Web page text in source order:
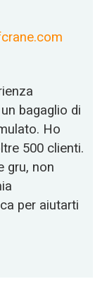
bagaglio di
Ho
500 clienti.
gru, non
per aiutarti